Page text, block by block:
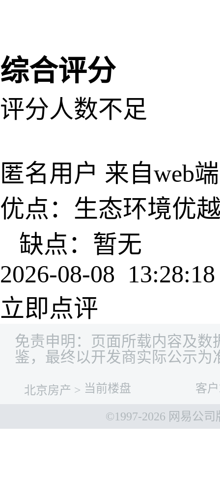
综合评分
评分人数不足
匿名用户 来自web端
优点：生态环境优
缺点：暂无
2026-08-08 13:28:18
立即点评
免责申明：页面所载内容及数
鉴，最终以开发商实际公示为
北京房产 > 当前楼盘 客
©1997-2026 网易公